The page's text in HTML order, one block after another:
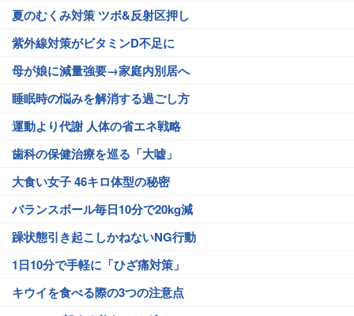
夏のむくみ対策 ツボ&反射区押し
紫外線対策がビタミンD不足に
母が娘に減量強要→家庭内別居へ
睡眠時の悩みを解消する過ごし方
運動より代謝 人体の省エネ戦略
歯科の保健治療を巡る「大嘘」
大食い女子 46キロ体型の秘密
バランスボール毎日10分で20kg減
躁状態引き起こしかねないNG行動
1日10分で手軽に「ひざ痛対策」
キウイを食べる際の3つの注意点